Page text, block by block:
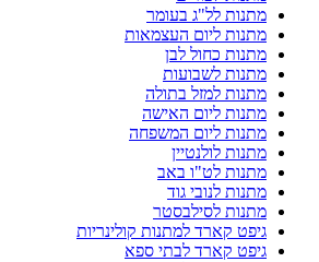
מתנות לל"ג בעומר
מתנות ליום העצמאות
מתנות כחול לבן
מתנות לשבועות
מתנות למזל בתולה
מתנות ליום האישה
מתנות ליום המשפחה
מתנות לולנטיין
מתנות לט"ו באב
מתנות לנובי גוד
מתנות לסילבסטר
גיפט קארד למתנות קולינריות
גיפט קארד לבתי ספא